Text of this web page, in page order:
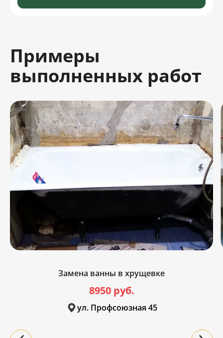
Примеры
выполненных работ
Замена ванны в хрущевке
8950 руб.
ул. Профсоюзная 45